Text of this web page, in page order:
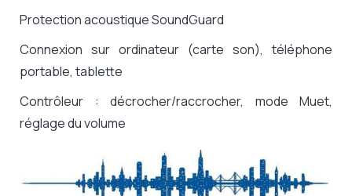
Protection acoustique SoundGuard
Connexion sur ordinateur (carte son), téléphone
portable, tablette
Contrôleur : décrocher/raccrocher, mode Muet,
réglage du volume